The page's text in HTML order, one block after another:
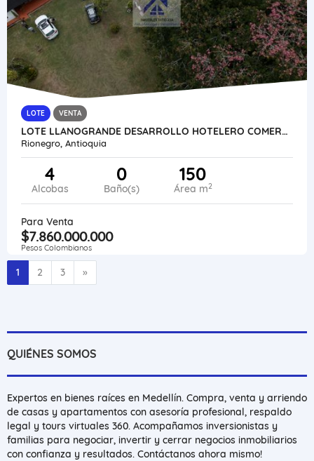
LOTE VENTA
LOTE LLANOGRANDE DESARROLLO HOTELERO COMERCIAL HOSPITAL AEROPUERTO
Rionegro, Antioquia
4
Alcobas
0
Baño(s)
150
Área m2
Para Venta
$7.860.000.000
Pesos Colombianos
1 2 3 »
QUIÉNES SOMOS
Expertos en bienes raíces en Medellín. Compra, venta y arriendo
de casas y apartamentos con asesoría profesional, respaldo
legal y tours virtuales 360. Acompañamos inversionistas y
familias para negociar, invertir y cerrar negocios inmobiliarios
con confianza y resultados. Contáctanos ahora mismo!